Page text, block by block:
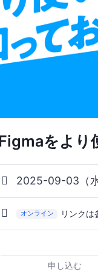
をより
2025-09-03（
オンライン リンクは
申し込む